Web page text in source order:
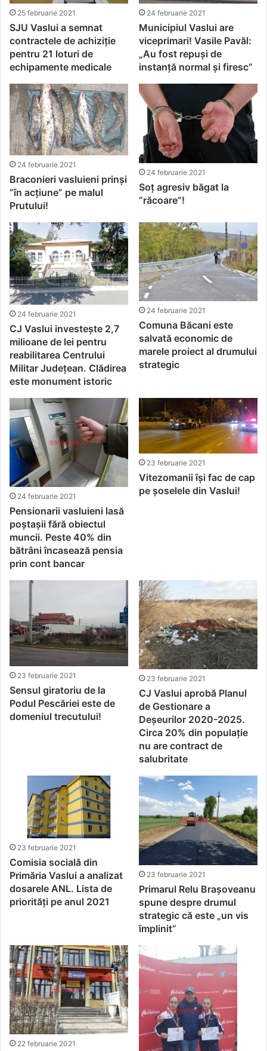
25 februarie 2021
SJU Vaslui a semnat
contractele de achiziție
pentru 21 loturi de
echipamente medicale
24 februarie 2021
Municipiul Vaslui are
viceprimari! Vasile Pavăl:
„Au fost repuși de
instanță normal și firesc”
24 februarie 2021
Braconieri vasluieni prinși
”în acțiune” pe malul
Prutului!
24 februarie 2021
Soț agresiv băgat la
”răcoare”!
24 februarie 2021
CJ Vaslui investește 2,7
milioane de lei pentru
reabilitarea Centrului
Militar Județean. Clădirea
este monument istoric
24 februarie 2021
Comuna Băcani este
salvată economic de
marele proiect al drumului
strategic
24 februarie 2021
Pensionarii vasluieni lasă
poștașii fără obiectul
muncii. Peste 40% din
bătrâni încasează pensia
prin cont bancar
23 februarie 2021
Vitezomanii își fac de cap
pe șoselele din Vaslui!
23 februarie 2021
Sensul giratoriu de la
Podul Pescăriei este de
domeniul trecutului!
23 februarie 2021
CJ Vaslui aprobă Planul
de Gestionare a
Deșeurilor 2020-2025.
Circa 20% din populație
nu are contract de
salubritate
23 februarie 2021
Comisia socială din
Primăria Vaslui a analizat
dosarele ANL. Lista de
priorități pe anul 2021
23 februarie 2021
Primarul Relu Brașoveanu
spune despre drumul
strategic că este „un vis
împlinit”
22 februarie 2021